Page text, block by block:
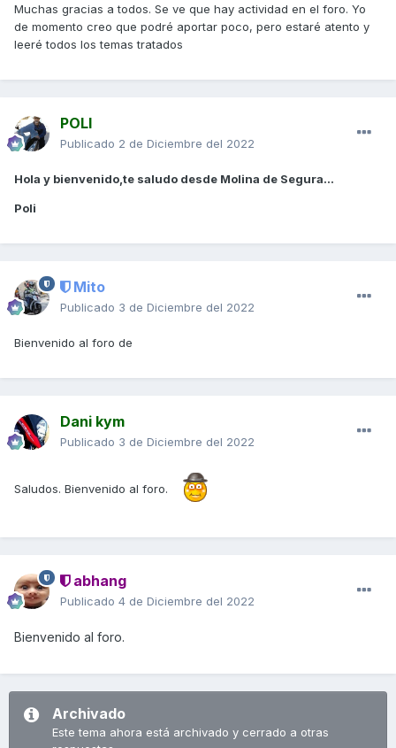
Muchas gracias a todos. Se ve que hay actividad en el foro. Yo
de momento creo que podré aportar poco, pero estaré atento y
leeré todos los temas tratados
POLI
Publicado 2 de Diciembre del 2022
Hola y bienvenido,te saludo desde Molina de Segura...
Poli
Mito
Publicado 3 de Diciembre del 2022
Bienvenido al foro de
Dani kym
Publicado 3 de Diciembre del 2022
Saludos. Bienvenido al foro.
abhang
Publicado 4 de Diciembre del 2022
Bienvenido al foro.
Archivado
Este tema ahora está archivado y cerrado a otras